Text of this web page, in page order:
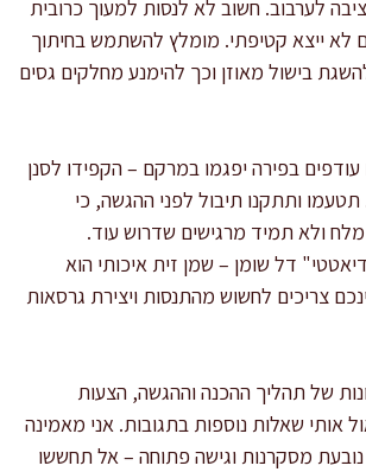
לערבוב. חשוב לא לנסות למעוך כרובית
ייצא קטיפתי. מומלץ להשתמש בחיתוך
בישול מאוזן וכך להימנע מחלקים גסים
בפירה יפגמו במרקם – הקפידו לסנן
ותתקנו תיבול לפני ההגשה, כי
מלח ולא תמיד מרגישים שדרוש עוד.
דל שומן – שמן זית איכותי הוא
צריכים לחשוש מהתנסות ויצירת גרסאות
של תהליך ההכנה וההגשה, הצעות
אותי שאלות נוספות בתגובות. אני מאמינה
מסקרנות וגישה פתוחה – אל תחששו